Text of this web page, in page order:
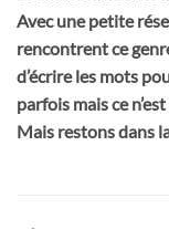
Avec une petite
rencontrent ce
d’écrire les mots
parfois mais ce
Mais restons dans